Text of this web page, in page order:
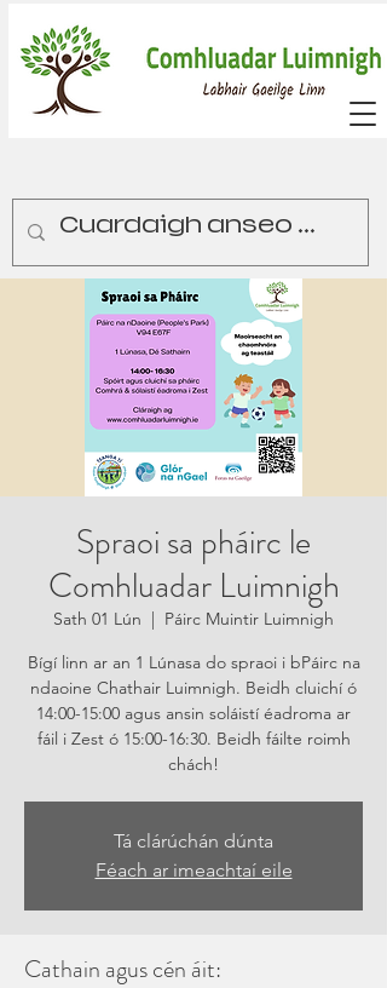
Spraoi sa pháirc le
Comhluadar Luimnigh
Sath 01 Lún
  |
Páirc Muintir Luimnigh
Bígí linn ar an 1 Lúnasa do spraoi i bPáirc na
ndaoine Chathair Luimnigh. Beidh cluichí ó
14:00-15:00 agus ansin soláistí éadroma ar
fáil i Zest ó 15:00-16:30. Beidh fáilte roimh
chách!
Tá clárúchán dúnta
Féach ar imeachtaí eile
Cathain agus cén áit: